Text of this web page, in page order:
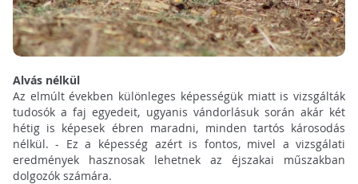
Alvás nélkül
Az elmúlt években különleges képességük miatt is vizsgálták
tudosók a faj egyedeit, ugyanis vándorlásuk során akár két
hétig is képesek ébren maradni, minden tartós károsodás
nélkül. - Ez a képesség azért is fontos, mivel a vizsgálati
eredmények hasznosak lehetnek az éjszakai műszakban
dolgozók számára.